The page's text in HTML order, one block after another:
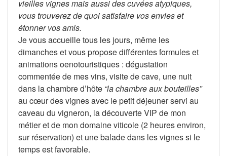
vieilles vignes mais aussi des cuvées atypiques,
vous trouverez de quoi satisfaire vos envies et
étonner vos amis.
Je vous accueille tous les jours, même les
dimanches et vous propose différentes formules et
animations oenotouristiques : dégustation
commentée de mes vins, visite de cave, une nuit
dans la chambre d’hôte “la chambre aux bouteilles”
au cœur des vignes avec le petit déjeuner servi au
caveau du vigneron, la découverte VIP de mon
métier et de mon domaine viticole (2 heures environ,
sur réservation) et une balade dans les vignes si le
temps est favorable.